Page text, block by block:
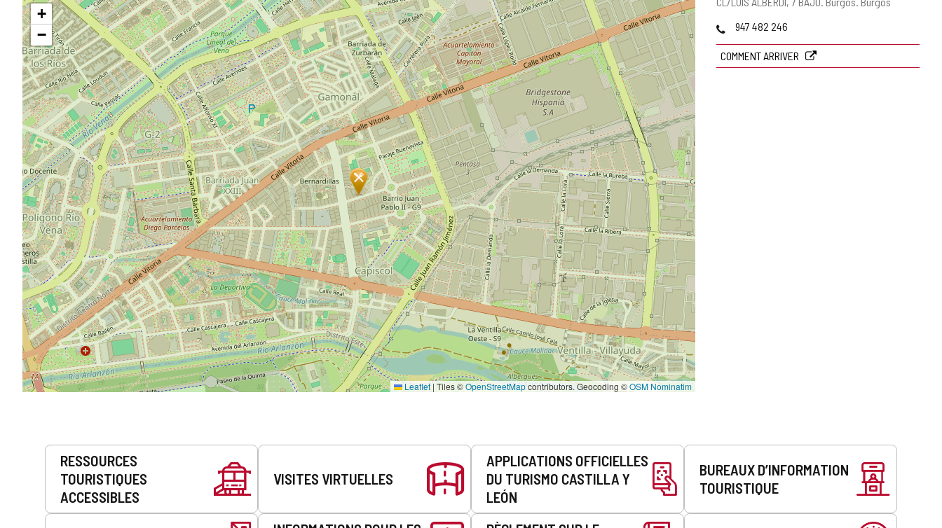
Téléphones
947 482 246
COMMENT ARRIVER
la
carte
+
−
Leaflet | Tiles ©OpenStreetMapcontributors. Geocoding ©OSM Nominatim
Prestations
RESSOURCES
TOURISTIQUES
ACCESSIBLES
VISITES VIRTUELLES
APPLICATIONS OFFICIELLES
DU TURISMO CASTILLA Y
LEÓN
BUREAUX D’INFORMATION
TOURISTIQUE